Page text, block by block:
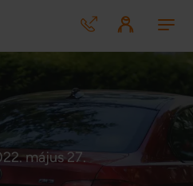
május 27.